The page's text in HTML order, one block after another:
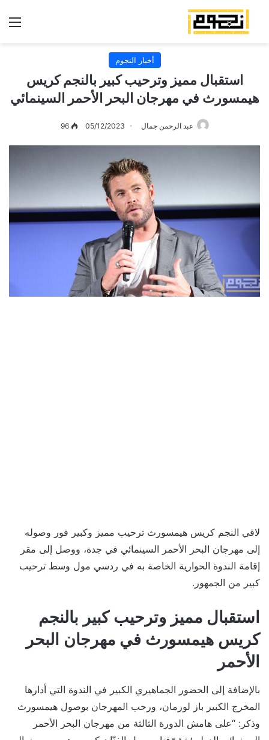
أخبار النجوم
استقبال مميز وترحيب كبير بالنجم كريس
هيمسورث في مهرجان البحر الأحمر السينمائي
عبد الرحمن جمال 05/12/2023
96
لاقي النجم كريس هيمسورث ترحيب مميز وكبير فور وصوله
إلى مهرجان البحر الأحمر السينمائي في جدة، ووصل إلى مقر
إقامة الندوة الحوارية الخاصة به في ردسي مول وسط ترحيب
كبير من الجمهور.
استقبال مميز وترحيب كبير بالنجم
كريس هيمسورث في مهرجان البحر
الأحمر
بالإضافة إلى الحضور الجماهيري الكبير في الندوة التي أدارها
المخرج الكبير باز لورمان، ورحب المهرجان بوصول هيمسورث
وذكر: “على هامش الدورة الثالثة من مهرجان البحر الأحمر